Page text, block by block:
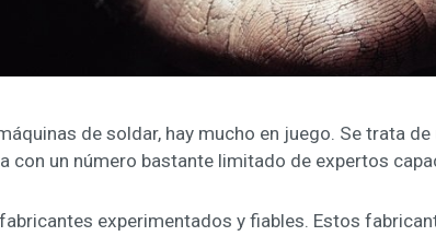
de soldar, hay mucho en juego. Se trata
con un número bastante limitado de expertos
experimentados y fiables. Estos